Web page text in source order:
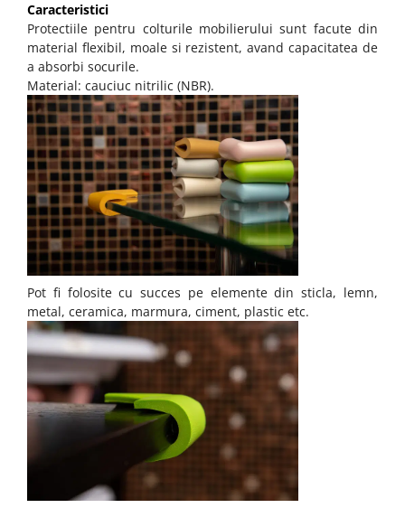
Caracteristici
Protectiile pentru colturile mobilierului sunt facute din
material flexibil, moale si rezistent, avand capacitatea de
a absorbi socurile.
Material: cauciuc nitrilic (NBR).
Pot fi folosite cu succes pe elemente dinsticla, lemn,
metal, ceramica, marmura, ciment, plastic etc.